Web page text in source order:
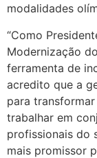
modalidades
“Como
Modernização
ferramenta de
acredito que a
para
trabalhar em
profissionais do
mais promissor